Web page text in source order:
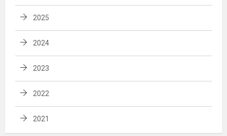
2025
2024
2023
2022
2021